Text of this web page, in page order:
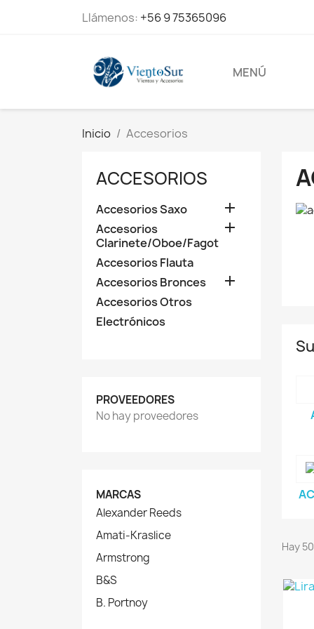
Llámenos: +56 9 75365096
MENÚ
Inicio Accesorios
ACCESORIOS
Accesorios Saxo 
Accesorios
Clarinete/Oboe/Fagot

Accesorios Flauta
Accesorios Bronces

Accesorios Otros
Electrónicos
PROVEEDORES
No hay proveedores
MARCAS
Alexander Reeds
Amati-Kraslice
Armstrong
B&S
B. Portnoy
Hay